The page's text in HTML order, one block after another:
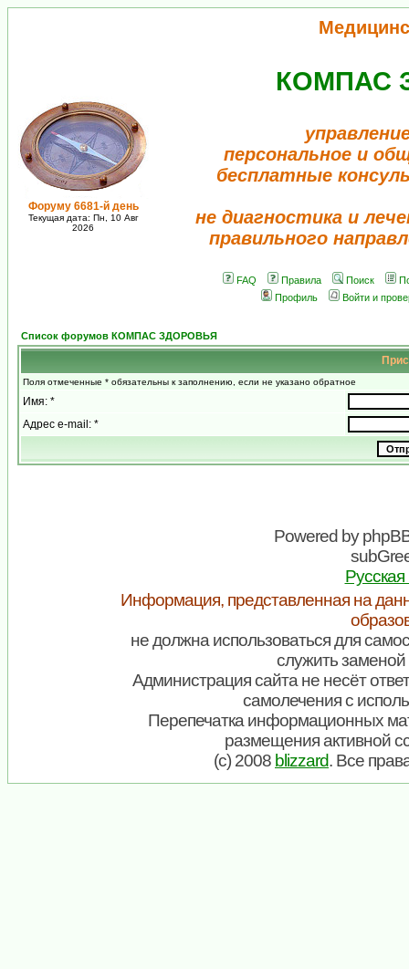
Форуму 6681-й день
Текущая дата: Пн, 10 Авг
2026
КОМПАС
персональное и
бесплатные
не диагностика и
правильного
FAQ Правила Поиск
Профиль
Войти и
Список форумов КОМПАС ЗДОРОВЬЯ
Поля отмеченные * обязательны к заполнению, если не указано обратное
Имя: *
Адрес e-mail: *
Powered by
Информация, представленная на
не должна использоваться для
служить заменой
Администрация сайта не несёт
самолечения с
Перепечатка информационных
размещения активной
(c) 2008 blizzard. Все